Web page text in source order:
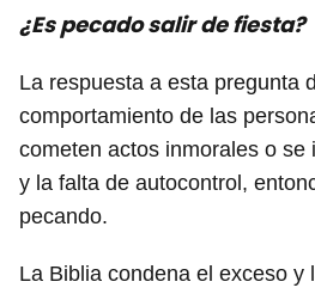
¿Es pecado salir de fiesta?
La respuesta a esta pregunta
comportamiento de las
cometen actos inmorales o se
y la falta de autocontrol,
pecando.
La Biblia condena el exceso y